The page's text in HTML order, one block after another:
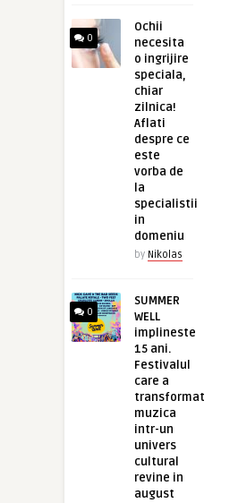
0
Ochii
necesita
o ingrijire
speciala,
chiar
zilnica!
Aflati
despre ce
este
vorba de
la
specialistii
in
domeniu
by Nikolas
0
SUMMER
WELL
implineste
15 ani.
Festivalul
care a
transformat
muzica
intr-un
univers
cultural
revine in
august